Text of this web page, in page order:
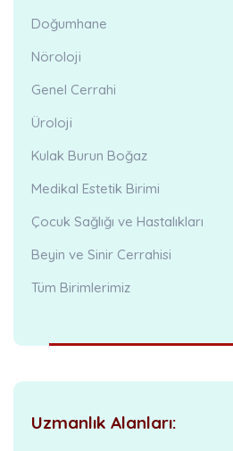
Doğumhane
Nöroloji
Genel Cerrahi
Üroloji
Kulak Burun Boğaz
Medikal Estetik Birimi
Çocuk Sağlığı ve Hastalıkları
Beyin ve Sinir Cerrahisi
Tüm Birimlerimiz
Uzmanlık Alanları: